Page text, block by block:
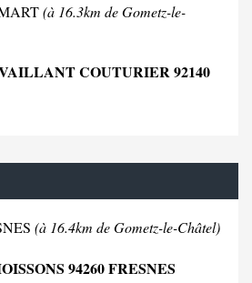
(à 16.3km de Gometz-le-
COUTURIER 92140
(à 16.4km de Gometz-le-Châtel)
94260 FRESNES